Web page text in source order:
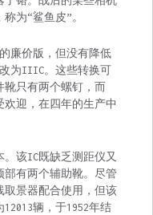
为“鲨鱼皮”。
廉价版，但没有降低
为IIIC。这些转换可
靴只有两个螺钉，而
迎，在四年的生产中
该IC既缺乏测距仪又
有两个辅助靴。尽管
取景器配合使用，但该
辆，于1952年结